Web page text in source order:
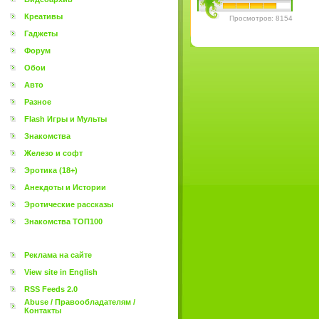
Креативы
Гаджеты
Форум
Обои
Авто
Разное
Flash Игры и Мульты
Знакомства
Железо и софт
Эротика (18+)
Анекдоты и Истории
Эротические рассказы
Знакомства ТОП100
Реклама на сайте
View site in English
RSS Feeds 2.0
Abuse / Правообладателям /
Контакты
Просмотров: 8154